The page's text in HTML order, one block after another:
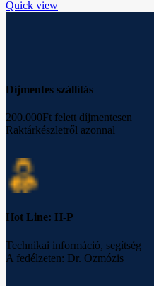
Quick view
Díjmentes szállítás
200.000Ft felett díjmentesen
Raktárkészletről azonnal
Hot Line: H-P
Technikai információ, segítség
A fedélzeten: Dr. Ozmózis